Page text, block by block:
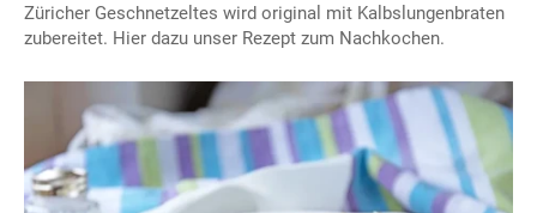
Züricher Geschnetzeltes wird original mit Kalbslungenbraten
zubereitet. Hier dazu unser Rezept zum Nachkochen.